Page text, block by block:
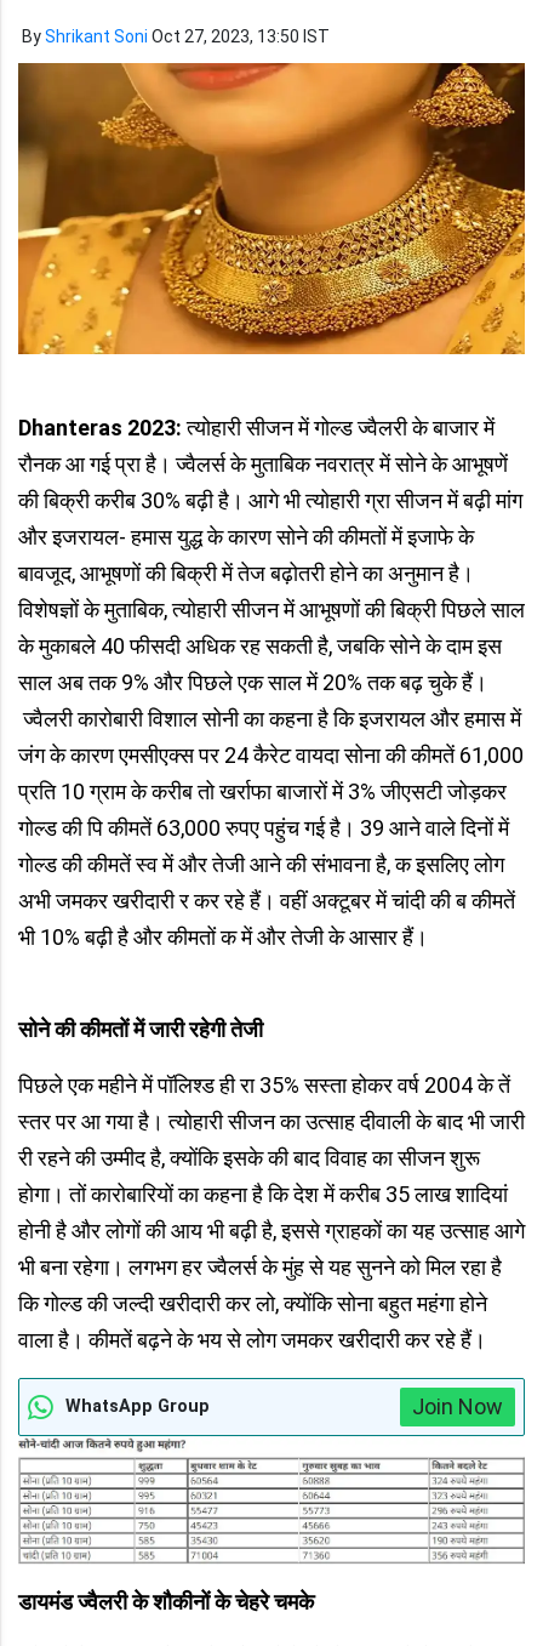
ByShrikant Soni Oct 27, 2023, 13:50 IST
Dhanteras 2023:त्योहारी सीजन में गोल्ड ज्वैलरी के बाजार में
रौनक आ गई प्रा है। ज्वैलर्स के मुताबिक नवरात्र में सोने के आभूषणें
की बिक्री करीब 30% बढ़ी है। आगे भी त्योहारी ग्रा सीजन में बढ़ी मांग
और इजरायल- हमास युद्ध के कारण सोने की कीमतों में इजाफे के
बावजूद, आभूषणों की बिक्री में तेज बढ़ोतरी होने का अनुमान है।
विशेषज्ञों के मुताबिक, त्योहारी सीजन में आभूषणों की बिक्री पिछले साल
के मुकाबले 40 फीसदी अधिक रह सकती है, जबकि सोने के दाम इस
साल अब तक 9% और पिछले एक साल में 20% तक बढ़ चुके हैं।
ज्वैलरी कारोबारी विशाल सोनी का कहना है कि इजरायल और हमास में
जंग के कारण एमसीएक्स पर 24 कैरेट वायदा सोना की कीमतें 61,000
प्रति 10 ग्राम के करीब तो खर्राफा बाजारों में 3% जीएसटी जोड़कर
गोल्ड की पि कीमतें 63,000 रुपए पहुंच गई है। 39 आने वाले दिनों में
गोल्ड की कीमतें स्व में और तेजी आने की संभावना है, क इसलिए लोग
अभी जमकर खरीदारी र कर रहे हैं। वहीं अक्टूबर में चांदी की ब कीमतें
भी 10% बढ़ी है और कीमतों क में और तेजी के आसार हैं।
सोने की कीमतों में जारी रहेगी तेजी
पिछले एक महीने में पॉलिश्ड ही रा 35% सस्ता होकर वर्ष 2004 के तें
स्तर पर आ गया है। त्योहारी सीजन का उत्साह दीवाली के बाद भी जारी
री रहने की उम्मीद है, क्योंकि इसके की बाद विवाह का सीजन शुरू
होगा। तों कारोबारियों का कहना है कि देश में करीब 35 लाख शादियां
होनी है और लोगों की आय भी बढ़ी है, इससे ग्राहकों का यह उत्साह आगे
भी बना रहेगा। लगभग हर ज्वैलर्स के मुंह से यह सुनने को मिल रहा है
कि गोल्ड की जल्दी खरीदारी कर लो, क्योंकि सोना बहुत महंगा होने
वाला है। कीमतें बढ़ने के भय से लोग जमकर खरीदारी कर रहे हैं।
WhatsApp Group Join Now
डायमंड ज्वैलरी के शौकीनों के चेहरे चमके